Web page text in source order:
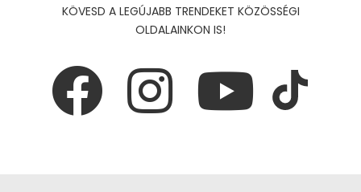
KÖVESD A LEGÚJABB TRENDEKET KÖZÖSSÉGI
OLDALAINKON IS!